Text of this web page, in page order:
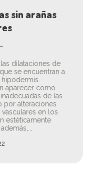
sin arañas
las dilataciones de
se encuentran a
aparecer como
de las
por alteraciones
en los
estéticamente